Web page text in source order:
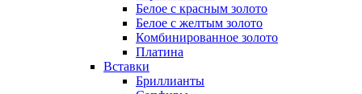
Белое с красным золото
Белое с желтым золото
Комбинированное золото
Платина
Вставки
Бриллианты